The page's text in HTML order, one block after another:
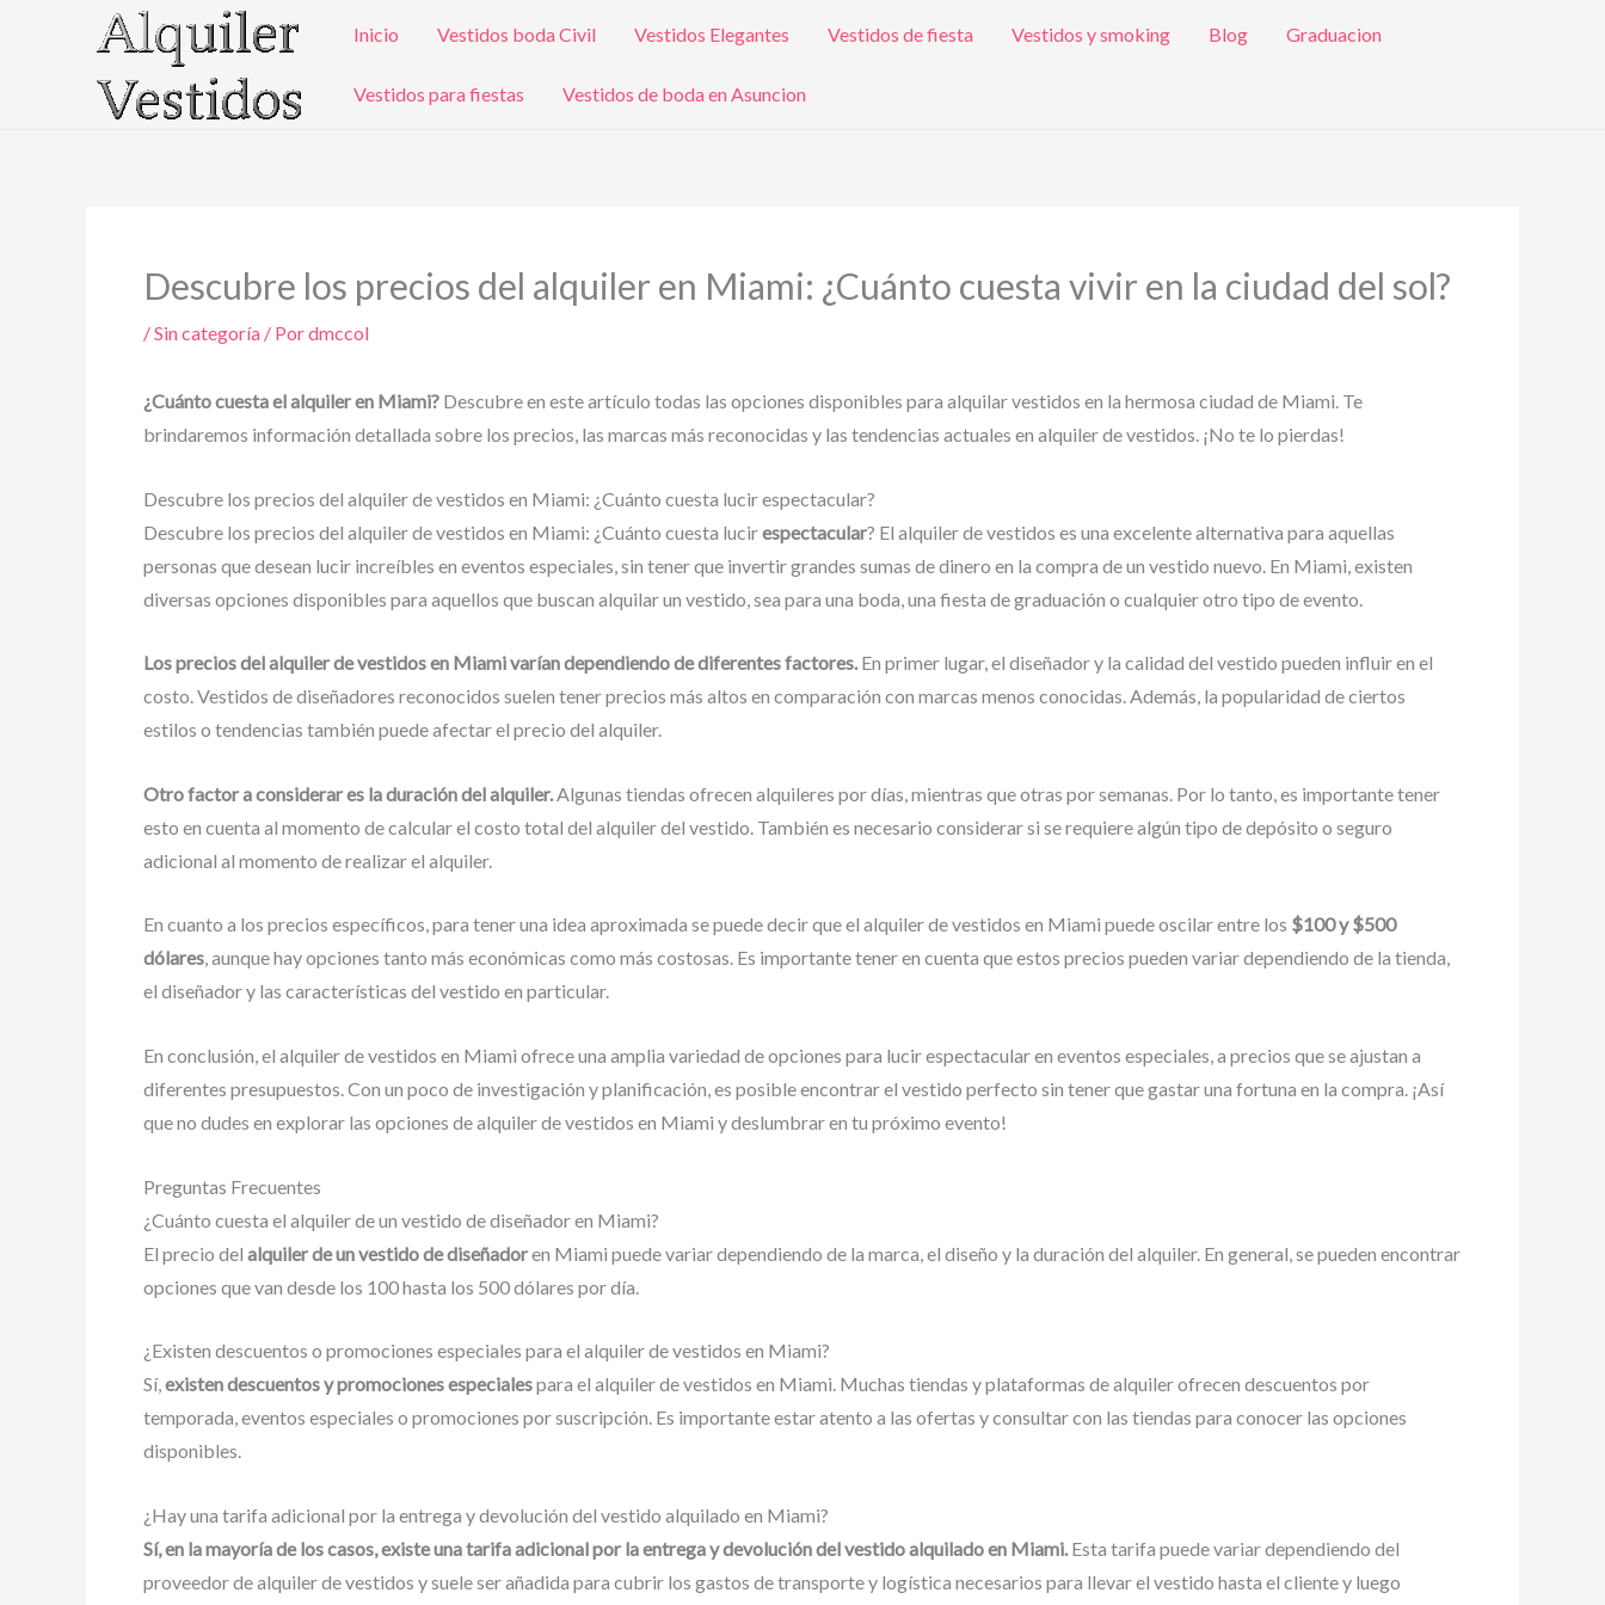
Inicio Vestidos boda Civil Vestidos Elegantes Vestidos de fiesta Vestidos y smoking Blog Graduacion
Vestidos para fiestas Vestidos de boda en Asuncion
Descubre los precios del alquiler en Miami: ¿Cuánto cuesta vivir en la ciudad del sol?
/Sin categoría / Pordmccol
¿Cuánto cuesta el alquiler en Miami? Descubre en este artículo todas las opciones disponibles para alquilar vestidos en la hermosa ciudad de Miami. Te
brindaremos información detallada sobre los precios, las marcas más reconocidas y las tendencias actuales en alquiler de vestidos. ¡No te lo pierdas!
Descubre los precios del alquiler de vestidos en Miami: ¿Cuánto cuesta lucir espectacular?
Descubre los precios del alquiler de vestidos en Miami: ¿Cuánto cuesta lucirespectacular? El alquiler de vestidos es una excelente alternativa para aquellas
personas que desean lucir increíbles en eventos especiales, sin tener que invertir grandes sumas de dinero en la compra de un vestido nuevo. En Miami, existen
diversas opciones disponibles para aquellos que buscan alquilar un vestido, sea para una boda, una fiesta de graduación o cualquier otro tipo de evento.
Los precios del alquiler de vestidos en Miami varían dependiendo de diferentes factores.En primer lugar, el diseñador y la calidad del vestido pueden influir en el
costo. Vestidos de diseñadores reconocidos suelen tener precios más altos en comparación con marcas menos conocidas. Además, la popularidad de ciertos
estilos o tendencias también puede afectar el precio del alquiler.
Otro factor a considerar es la duración del alquiler. Algunas tiendas ofrecen alquileres por días, mientras que otras por semanas. Por lo tanto, es importante tener
esto en cuenta al momento de calcular el costo total del alquiler del vestido. También es necesario considerar si se requiere algún tipo de depósito o seguro
adicional al momento de realizar el alquiler.
En cuanto a los precios específicos, para tener una idea aproximada se puede decir que el alquiler de vestidos en Miami puede oscilar entre los $100 y $500
dólares, aunque hay opciones tanto más económicas como más costosas. Es importante tener en cuenta que estos precios pueden variar dependiendo de la tienda,
el diseñador y las características del vestido en particular.
En conclusión, el alquiler de vestidos en Miami ofrece una amplia variedad de opciones para lucir espectacular en eventos especiales, a precios que se ajustan a
diferentes presupuestos. Con un poco de investigación y planificación, es posible encontrar el vestido perfecto sin tener que gastar una fortuna en la compra. ¡Así
que no dudes en explorar las opciones de alquiler de vestidos en Miami y deslumbrar en tu próximo evento!
Preguntas Frecuentes
¿Cuánto cuesta el alquiler de un vestido de diseñador en Miami?
El precio del alquiler de un vestido de diseñadoren Miami puede variar dependiendo de la marca, el diseño y la duración del alquiler. En general, se pueden encontrar
opciones que van desde los 100 hasta los 500 dólares por día.
¿Existen descuentos o promociones especiales para el alquiler de vestidos en Miami?
Sí,existen descuentos y promociones especialespara el alquiler de vestidos en Miami. Muchas tiendas y plataformas de alquiler ofrecen descuentos por
temporada, eventos especiales o promociones por suscripción. Es importante estar atento a las ofertas y consultar con las tiendas para conocer las opciones
disponibles.
¿Hay una tarifa adicional por la entrega y devolución del vestido alquilado en Miami?
Sí, en la mayoría de los casos, existe una tarifa adicional por la entrega y devolución del vestido alquilado en Miami. Esta tarifa puede variar dependiendo del
proveedor de alquiler de vestidos y suele ser añadida para cubrir los gastos de transporte y logística necesarios para llevar el vestido hasta el cliente y luego